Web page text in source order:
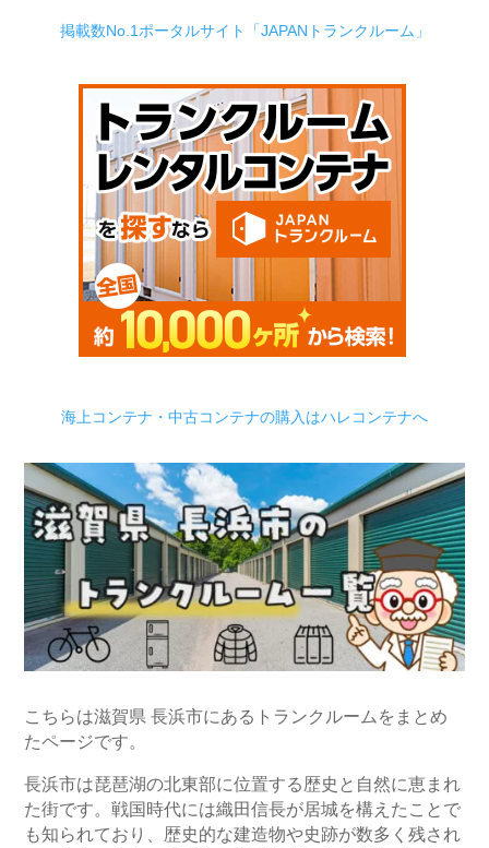
掲載数No.1ポータルサイト「JAPANトランクルーム」
海上コンテナ・中古コンテナの購入はハレコンテナへ
こちらは滋賀県 長浜市にあるトランクルームをまとめ
たページです。
長浜市は琵琶湖の北東部に位置する歴史と自然に恵まれ
た街です。戦国時代には織田信長が居城を構えたことで
も知られており、歴史的な建造物や史跡が数多く残され